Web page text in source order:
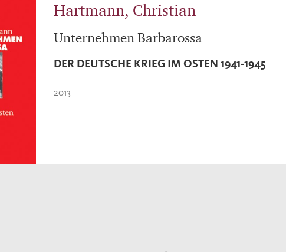
Hartmann, Christian
Unternehmen Barbarossa
DER DEUTSCHE KRIEG IM OSTEN 1941-1945
2013